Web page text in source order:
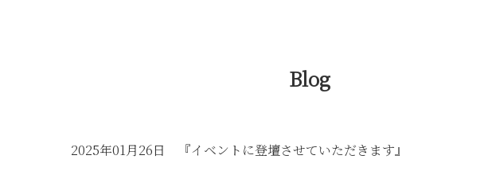
Blog
2025年01月26日 『イベントに登壇させていただきます』